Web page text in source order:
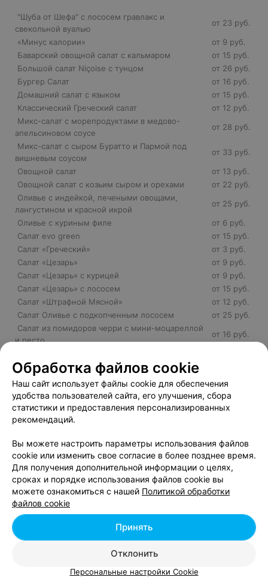
"Шуба от Шефа" с лососем гравлакс и
свекольной вуалью
от 23 руб.
«Минус калории»
от 9 руб.
Баварский овощной салат с кальмаром
от 15 руб.
Большой салат Niçoise с тунцом
от 26 руб.
Бургер Салат
от 16 руб.
Домашний салат с языком
от 15 руб.
Классический Греческий салат
от 12 руб.
Микс-салат с морепродуктами в медово-
апельсиновом соусе
от 28 руб.
Микс-салат с сыром Буратто и Пармой под
вишневым соусом
от 33 руб.
Овощной салат
от 13 руб.
Овощной салат с козьим сыром и орехами
от 22 руб.
Оливье с индейкой, печеными овощами,
лангустином и красной икрой
от 25 руб.
Оливье с куриным филе
от 6 руб.
Салат evo green
от 15 руб.
Салат «Греческий»
от 3 руб.
Салат «Цезарь»
от 9 руб.
Салат «Цезарь» с курицей
от 9 руб.
Салат «Цезарь» с лососем
от 15 руб.
Салат «Штрафной Мясной»
от 12 руб.
Салат Оливье с подкопченным лососем
от 25 руб.
Салат из помидоров черри с мини-моцареллой
и песто
от 16 руб.
апельсином
Салат с Лососем
Салат с говядиной и жареными грибами под
кунжутным соусом с сыром Пеккорино
от 26 руб.
Салат с курицей в тайском стиле
Салат с томленой говядиной и овощами
от 12 руб.
Салат с уткой Магре в малиновом соусе
от 25 руб.
Стейк Салат
от 16 руб.
Теплый салат с морепродуктами
от 12 руб.
Добавить компанию
Обработка файлов cookie
Наш сайт использует файлы cookie для обеспечения
удобства пользователей сайта, его улучшения, сбора
статистики и предоставления персонализированных
рекомендаций.
Вы можете настроить параметры использования файлов
cookie или изменить свое согласие в более позднее время.
Для получения дополнительной информации о целях,
сроках и порядке использования файлов cookie вы
можете ознакомиться с нашей Политикой обработки
файлов cookie
Отклонить
Принять
Персональные настройки Cookie